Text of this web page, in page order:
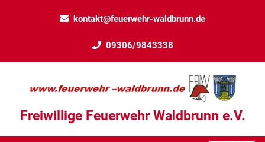
kontakt@feuerwehr-waldbrunn.de
09306/9843338
Freiwillige Feuerwehr Waldbrunn e.V.